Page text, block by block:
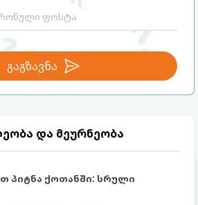
გაგზავნა
და მეურნეობა
პიტნა ქოთანში: სრული